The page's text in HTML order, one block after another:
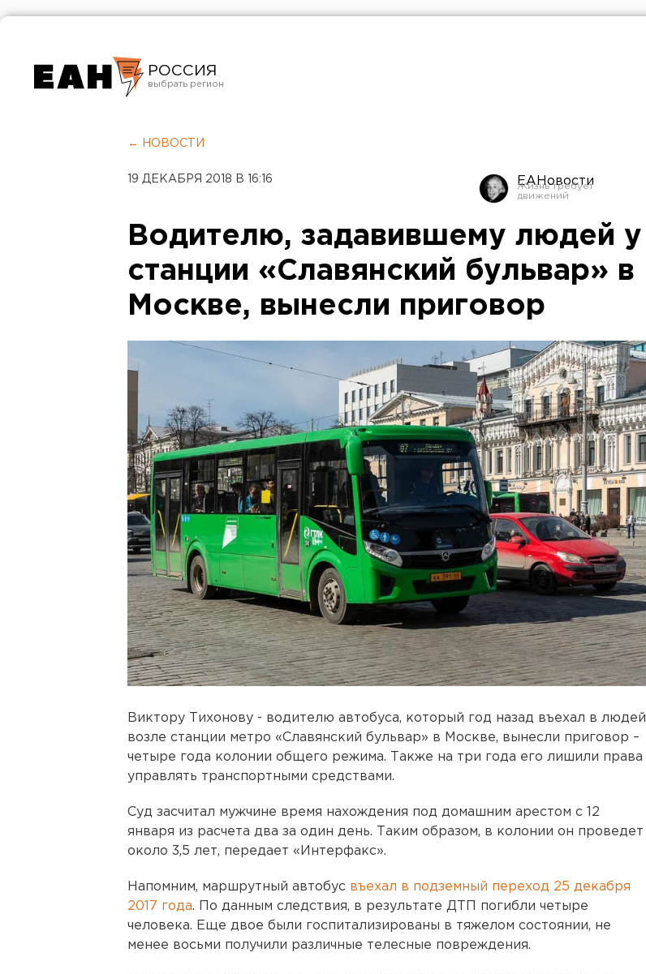
РОССИЯ
Челябинск
← НОВОСТИ
19 ДЕКАБРЯ 2018 В 16:16 ЕАНовости
Водителю, задавившему людей у
станции «Славянский бульвар» в
Москве, вынесли приговор
Виктору Тихонову - водителю автобуса, который год назад въехал в людей
возле станции метро «Славянский бульвар» в Москве, вынесли приговор –
четыре года колонии общего режима. Также на три года его лишили права
управлять транспортными средствами.
Суд засчитал мужчине время нахождения под домашним арестом с 12
января из расчета два за один день. Таким образом, в колонии он проведет
около 3,5 лет, передает «Интерфакс».
Напомним, маршрутный автобус въехал в подземный переход 25 декабря
2017 года. По данным следствия, в результате ДТП погибли четыре
человека. Еще двое были госпитализированы в тяжелом состоянии, не
менее восьми получили различные телесные повреждения.